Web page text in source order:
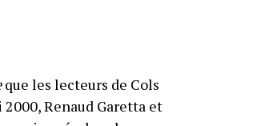
que les lecteurs de Cols
Renaud Garetta et